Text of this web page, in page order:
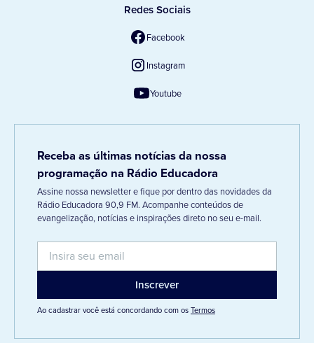
Redes Sociais
Facebook
Instagram
Youtube
Receba as últimas notícias da nossa
programação na Rádio Educadora
Assine nossa newsletter e fique por dentro das novidades da
Rádio Educadora 90,9 FM. Acompanhe conteúdos de
evangelização, notícias e inspirações direto no seu e-mail.
Ao cadastrar você está concordando com osTermos